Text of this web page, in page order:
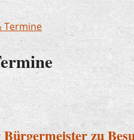
Termine
zu